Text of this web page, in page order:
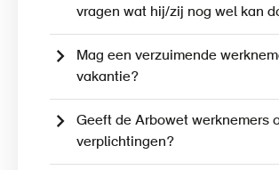
vragen wat hij/zij nog wel kan
Mag een verzuimende
vakantie?
Geeft de Arbowet werknemers
verplichtingen?